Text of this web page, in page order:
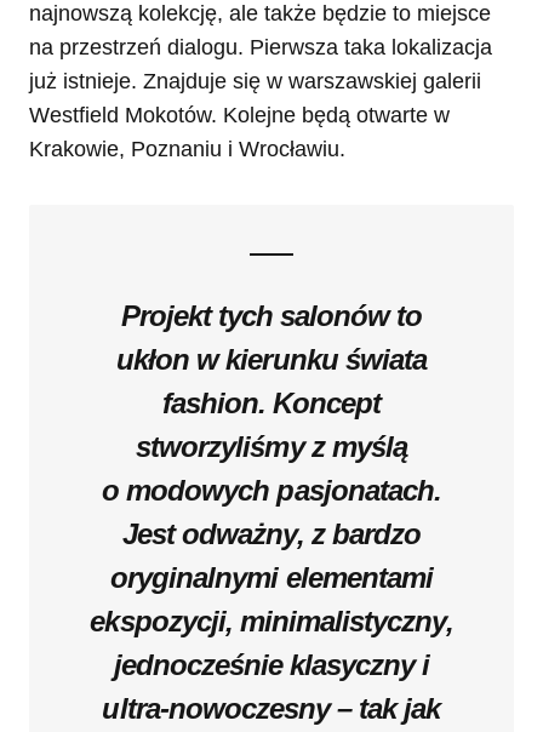
najnowszą kolekcję, ale także będzie to miejsce
na przestrzeń dialogu. Pierwsza taka lokalizacja
już istnieje. Znajduje się w warszawskiej galerii
Westfield Mokotów. Kolejne będą otwarte w
Krakowie, Poznaniu i Wrocławiu.
Projekt tych salonów to
ukłon w kierunku świata
fashion. Koncept
stworzyliśmy z myślą
o modowych pasjonatach.
Jest odważny, z bardzo
oryginalnymi elementami
ekspozycji, minimalistyczny,
jednocześnie klasyczny i
ultra-nowoczesny – tak jak